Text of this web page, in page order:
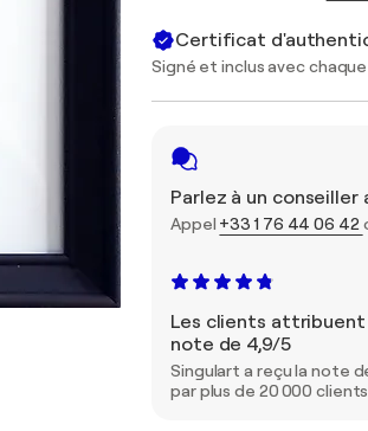
Certificat
Signé et inclus avec
Parlez à un
Appel +33 1 76 44 06 42
Les clients attribuent
note de 4,9/5
Singulart a reçu la note
par plus de 20 000 clients.